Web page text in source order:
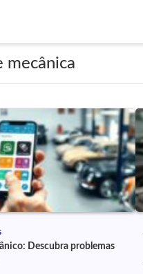
mecânica
Descubra problemas